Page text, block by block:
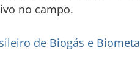
no campo.
de Biogás e